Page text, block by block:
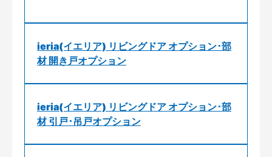
ieria(イエリア) リビングドア オプション･部
材 開き戸オプション
ieria(イエリア) リビングドア オプション･部
材 引戸･吊戸オプション